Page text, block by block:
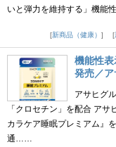
いと弾力を維持する」機能
新商品（健康）
機能性
発売／
アサヒグ
「クロセチン」を配合 ア
カラケア睡眠プレミアム』
通……